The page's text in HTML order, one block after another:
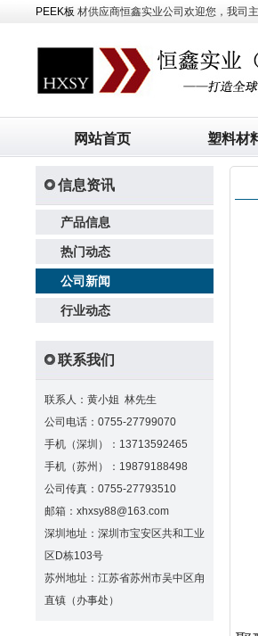
PEEK板 材供应商恒鑫实业公司欢迎您，我司
网站首页 塑料材
信息资讯
产品信息
热门动态
公司新闻
行业动态
联系我们
联系人：黄小姐 林先生
公司电话：0755-27799070
手机（深圳）：13713592465
手机（苏州）：19879188498
公司传真：0755-27793510
邮箱：xhxsy88@163.com
深圳地址：深圳市宝安区共和工业
区D栋103号
苏州地址：江苏省苏州市吴中区甪
直镇（办事处）